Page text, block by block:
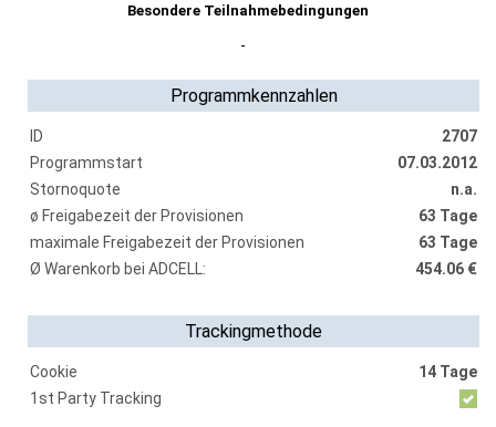
Besondere Teilnahmebedingungen
-
Programmkennzahlen
ID
2707
Programmstart
07.03.2012
Stornoquote
n.a.
ø Freigabezeit der Provisionen
63 Tage
maximale Freigabezeit der Provisionen
63 Tage
Ø Warenkorb bei ADCELL:
454.06 €
Trackingmethode
Cookie
14 Tage
1st Party Tracking